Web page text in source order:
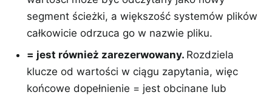
segment ścieżki, a większość systemów plików
całkowicie odrzuca go w nazwie pliku.
= jest również zarezerwowany. Rozdziela
klucze od wartości w ciągu zapytania, więc
końcowe dopełnienie = jest obcinane lub